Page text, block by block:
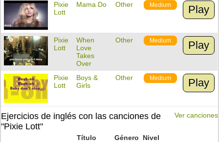
Pixie
Lott
Mama Do Other Medium Play
Pixie
Lott
When
Love
Takes
Over
Other Medium Play
Pixie
Lott
Boys &
Girls
Other Medium Play
Ver canciones
Ejercicios de inglés con las canciones de
"Pixie Lott"
Título Género
Nivel